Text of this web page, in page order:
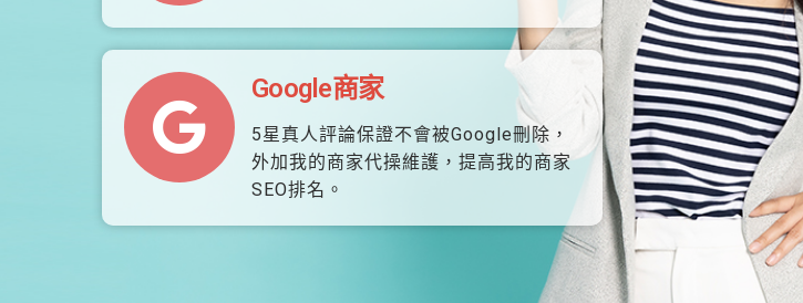
Google商家
5星真人評論保證不會被Google刪除，
外加我的商家代操維護，提高我的商家
SEO排名。